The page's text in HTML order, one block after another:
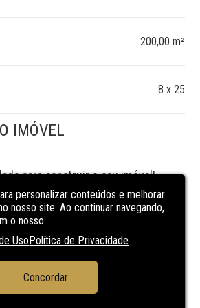
200,00 m²
8 x 25
IMÓVEL
para construir o seu imóvel!
Loteamento Brigadeira, em Canoas,
frente por 25 metros de fundos,
plano, pronto para construir
e valorização.
quem busca investir ou morar com
região tranquila e com fácil acesso a
personalizar conteúdos e melhorar
nosso site. Ao continuar navegando,
o nosso
UsoPolítica de Privacidade
Concordar